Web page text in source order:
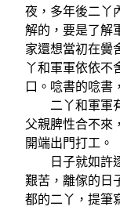
夜，多年後二丫
解的，要是了解
家還想當初在黌
丫和軍軍依依不
口。唸書的唸書
二丫和軍軍有
父親脾性合不來
開端出門打工。
日子就如許逐
艱苦，離傢的日
都的二丫，提筆